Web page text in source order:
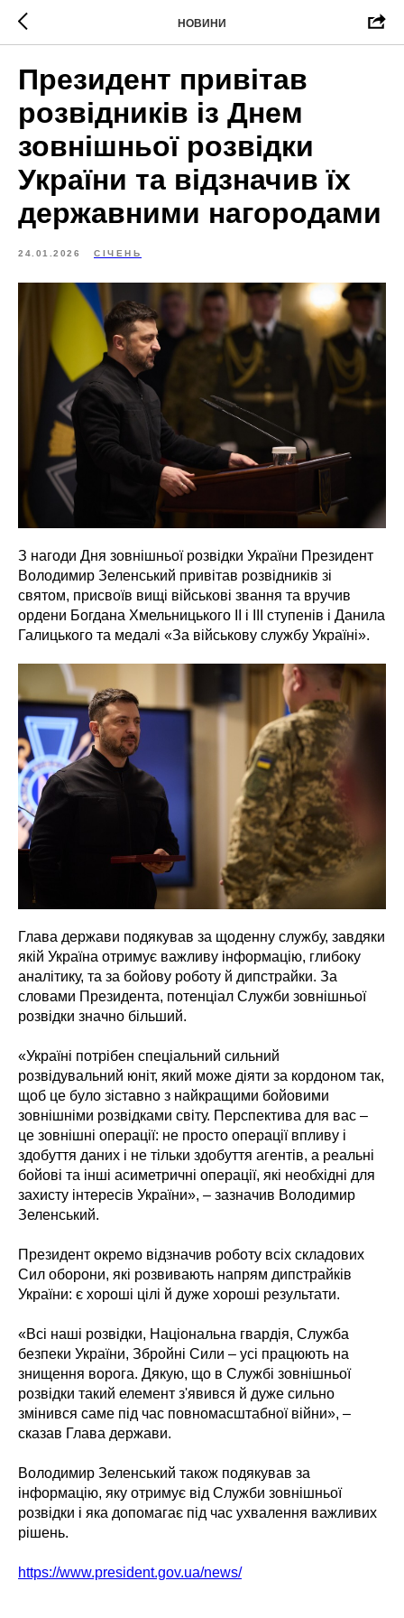
НОВИНИ
Президент привітав
розвідників із Днем
зовнішньої розвідки
України та відзначив їх
державними нагородами
24.01.2026 СІЧЕНЬ
З нагоди Дня зовнішньої розвідки України Президент
Володимир Зеленський привітав розвідників зі
святом, присвоїв вищі військові звання та вручив
ордени Богдана Хмельницького ІІ і ІІІ ступенів і Данила
Галицького та медалі «За військову службу Україні».
Глава держави подякував за щоденну службу, завдяки
якій Україна отримує важливу інформацію, глибоку
аналітику, та за бойову роботу й дипстрайки. За
словами Президента, потенціал Служби зовнішньої
розвідки значно більший.
«Україні потрібен спеціальний сильний
розвідувальний юніт, який може діяти за кордоном так,
щоб це було зіставно з найкращими бойовими
зовнішніми розвідками світу. Перспектива для вас –
це зовнішні операції: не просто операції впливу і
здобуття даних і не тільки здобуття агентів, а реальні
бойові та інші асиметричні операції, які необхідні для
захисту інтересів України», – зазначив Володимир
Зеленський.
Президент окремо відзначив роботу всіх складових
Сил оборони, які розвивають напрям дипстрайків
України: є хороші цілі й дуже хороші результати.
«Всі наші розвідки, Національна гвардія, Служба
безпеки України, Збройні Сили – усі працюють на
знищення ворога. Дякую, що в Службі зовнішньої
розвідки такий елемент з'явився й дуже сильно
змінився саме під час повномасштабної війни», –
сказав Глава держави.
Володимир Зеленський також подякував за
інформацію, яку отримує від Служби зовнішньої
розвідки і яка допомагає під час ухвалення важливих
рішень.
https://www.president.gov.ua/news/